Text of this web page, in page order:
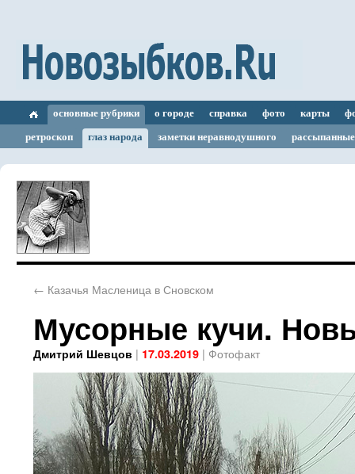
основные рубрики о городе справка фото карты
ретроскоп
глаз народа заметки неравнодушного
← Казачья Масленица в Сновском
Мусорные кучи.
Дмитрий Шевцов | 17.03.2019 | Фотофакт